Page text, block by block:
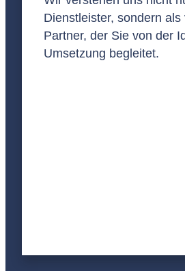
Dienstleister, sondern
Partner, der Sie von der
Umsetzung begleitet.